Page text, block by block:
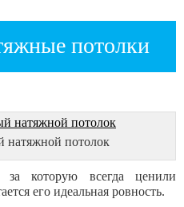
потолки
натяжной потолок
за которую всегда ценили
его идеальная ровность.